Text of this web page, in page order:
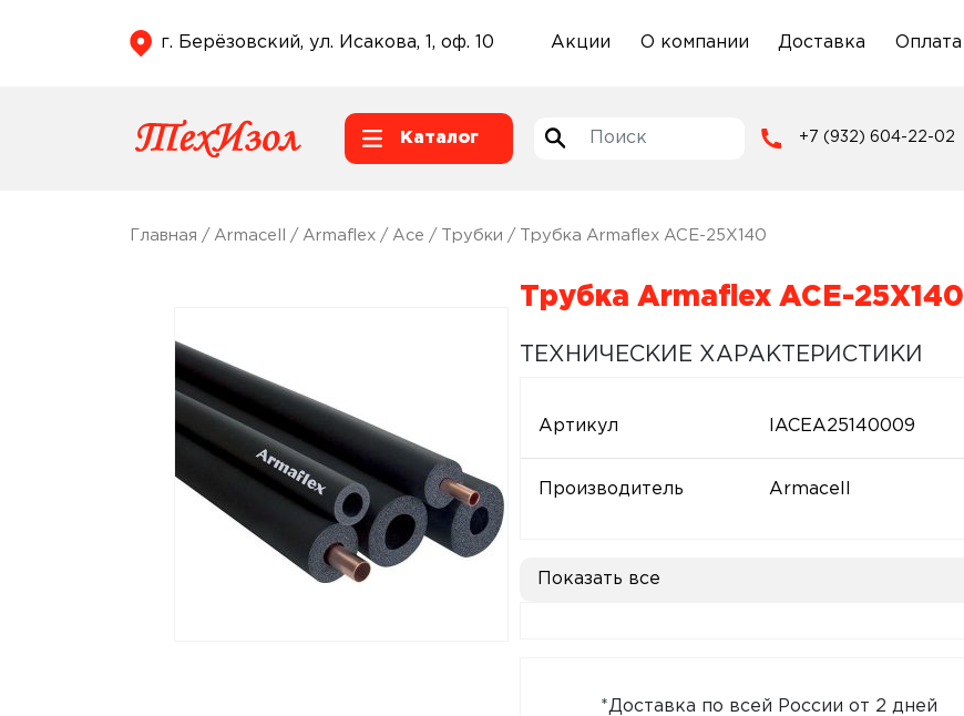
г. Берёзовский, ул. Исакова, 1, оф. 10 Акции О компании Доставка Оплата
Каталог +7 (932) 604-22-02
Главная / Armacell / Armaflex / Ace / Трубки / Трубка Armaflex ACE-25X140
Трубка Armaflex ACE-25X140
ТЕХНИЧЕСКИЕ ХАРАКТЕРИСТИКИ
Артикул IACEA25140009
Производитель Armacell
Показать все
*Доставка по всей России от 2 дней